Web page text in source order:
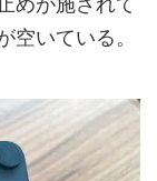
空いている。